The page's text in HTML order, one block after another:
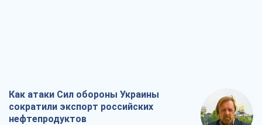
Как атаки Сил обороны Украины
сократили экспорт российских
нефтепродуктов